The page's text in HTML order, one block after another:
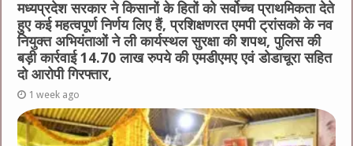
मध्यप्रदेश सरकार ने किसानों के हितों को सर्वोच्च प्राथमिकता देते
हुए कई महत्वपूर्ण निर्णय लिए हैं, प्रशिक्षणरत एमपी ट्रांसको के नव
नियुक्त अभियंताओं ने ली कार्यस्थल सुरक्षा की शपथ, पुलिस की
बड़ी कार्रवाई 14.70 लाख रुपये की एमडीएमए एवं डोडाचूरा सहित
दो आरोपी गिरफ्तार,
1 week ago